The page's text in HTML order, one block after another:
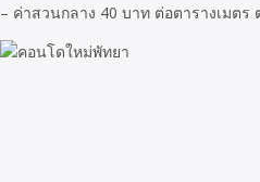
– ค่าสวนกลาง 40 บาท ต่อตารางเมตร